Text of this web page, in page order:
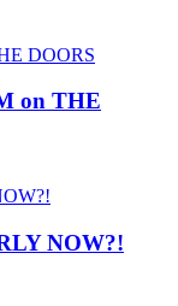
on THE
NOW?!